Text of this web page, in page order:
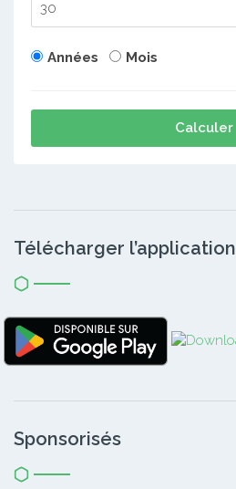
Années Mois
Calculer
Télécharger l’application
Sponsorisés